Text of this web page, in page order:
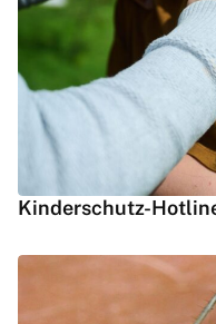
Kinderschutz-